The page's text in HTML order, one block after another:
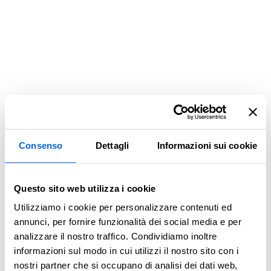
Consenso Dettagli Informazioni sui cookie
Questo sito web utilizza i cookie
Utilizziamo i cookie per personalizzare contenuti ed
annunci, per fornire funzionalità dei social media e per
analizzare il nostro traffico. Condividiamo inoltre
informazioni sul modo in cui utilizzi il nostro sito con i
nostri partner che si occupano di analisi dei dati web,